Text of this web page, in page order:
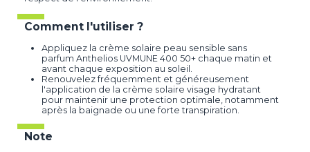
Comment l'utiliser ?
Appliquez la crème solaire peau sensible sans
parfum Anthelios UVMUNE 400 50+ chaque matin et
avant chaque exposition au soleil.
Renouvelez fréquemment et généreusement
l'application de la crème solaire visage hydratant
pour maintenir une protection optimale, notamment
après la baignade ou une forte transpiration.
Note